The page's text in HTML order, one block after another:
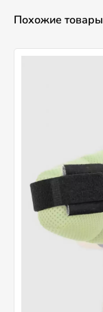
Похожие товары